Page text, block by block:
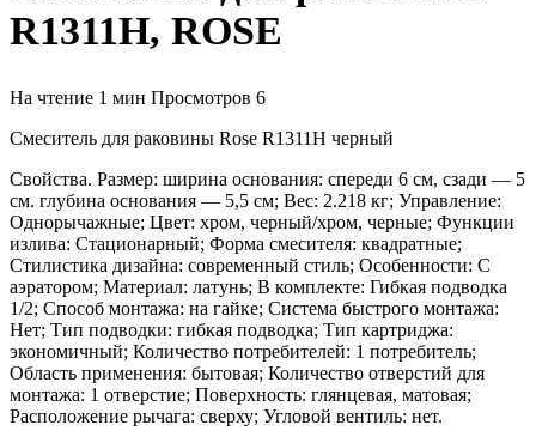
R1311H, ROSE
На чтение 1 мин Просмотров 6
Смеситель для раковины Rose R1311H черный
Свойства. Размер: ширина основания: спереди 6 см, сзади — 5
см. глубина основания — 5,5 см; Вес: 2.218 кг; Управление:
Однорычажные; Цвет: хром, черный/хром, черные; Функции
излива: Стационарный; Форма смесителя: квадратные;
Стилистика дизайна: современный стиль; Особенности: С
аэратором; Материал: латунь; В комплекте: Гибкая подводка
1/2; Способ монтажа: на гайке; Система быстрого монтажа:
Нет; Тип подводки: гибкая подводка; Тип картриджа:
экономичный; Количество потребителей: 1 потребитель;
Область применения: бытовая; Количество отверстий для
монтажа: 1 отверстие; Поверхность: глянцевая, матовая;
Расположение рычага: сверху; Угловой вентиль: нет.